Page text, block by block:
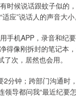
时候说话跟蚊子似的
应”说话人的声音大小
机APP，录音和纪
像刚拆封的笔记本
次，居然也会用。
分钟；跨部门沟通时
领导都问我“最近纪